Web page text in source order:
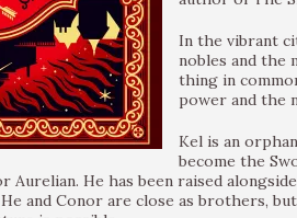
In the vibrant
nobles and the
thing in
power and the
Kel is an
become the
Aurelian. He has been raised
and Conor are close as brothers,